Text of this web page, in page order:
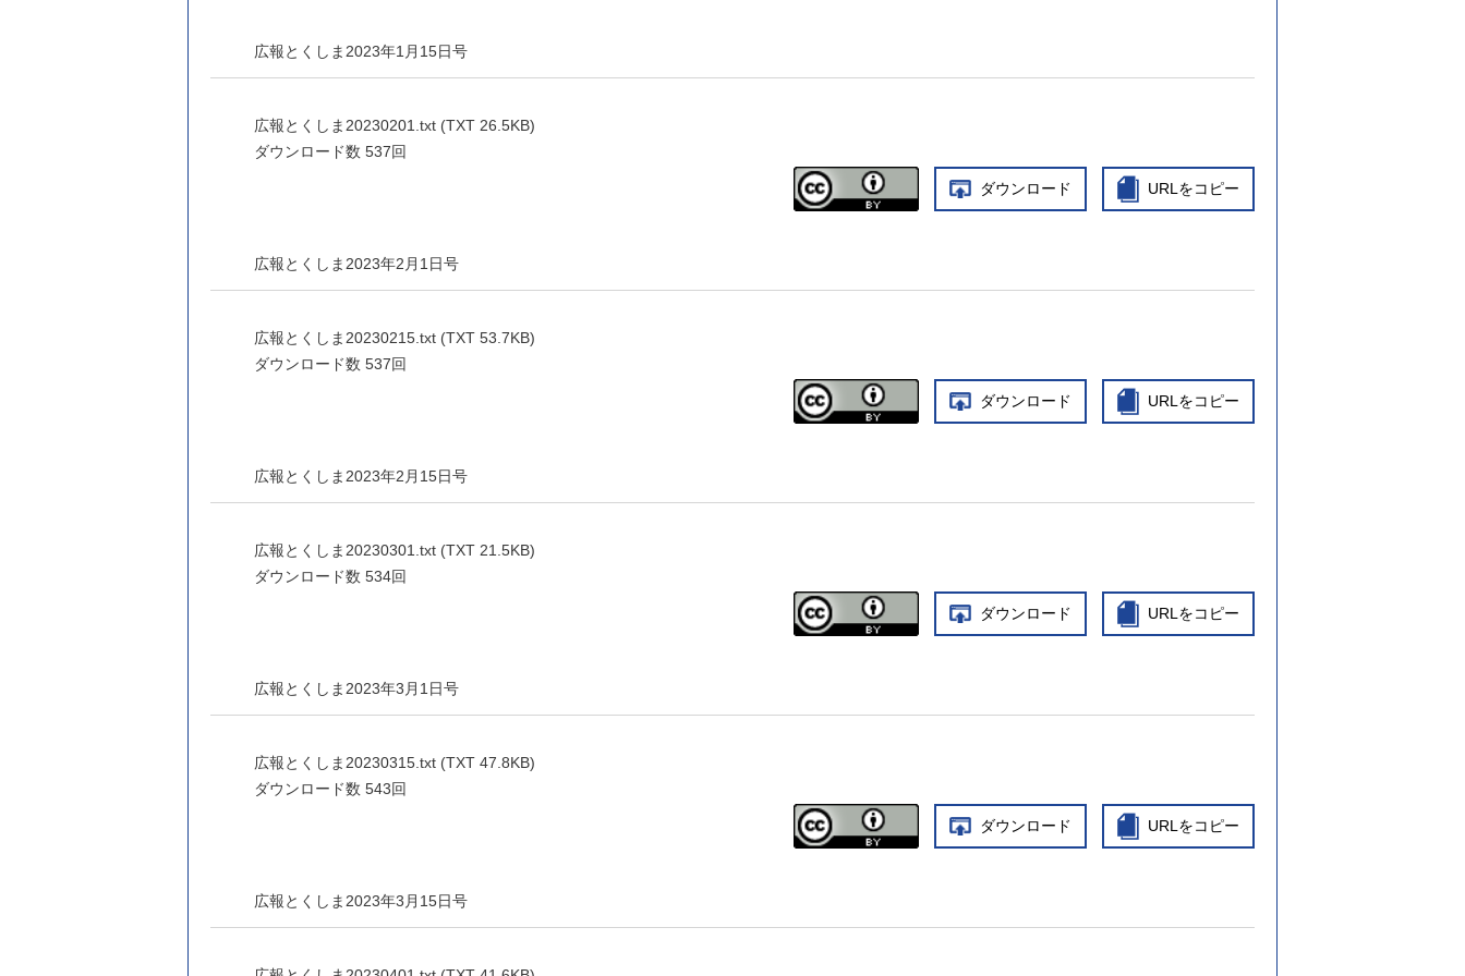
広報とくしま2023年1月15日号
広報とくしま20230201.txt (TXT 26.5KB)
ダウンロード数 537回
ダウンロード URLをコピー
広報とくしま2023年2月1日号
広報とくしま20230215.txt (TXT 53.7KB)
ダウンロード数 537回
ダウンロード URLをコピー
広報とくしま2023年2月15日号
広報とくしま20230301.txt (TXT 21.5KB)
ダウンロード数 534回
ダウンロード URLをコピー
広報とくしま2023年3月1日号
広報とくしま20230315.txt (TXT 47.8KB)
ダウンロード数 543回
ダウンロード URLをコピー
広報とくしま2023年3月15日号